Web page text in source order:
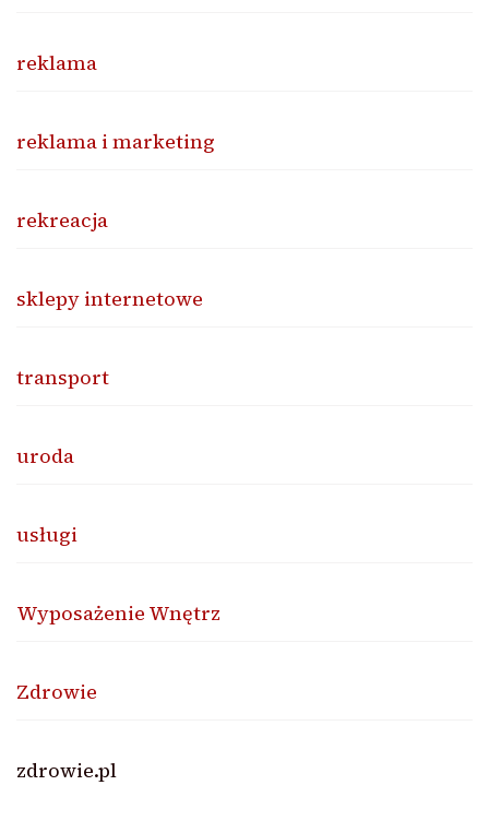
reklama
reklama i marketing
rekreacja
sklepy internetowe
transport
uroda
usługi
Wyposażenie Wnętrz
Zdrowie
zdrowie.pl